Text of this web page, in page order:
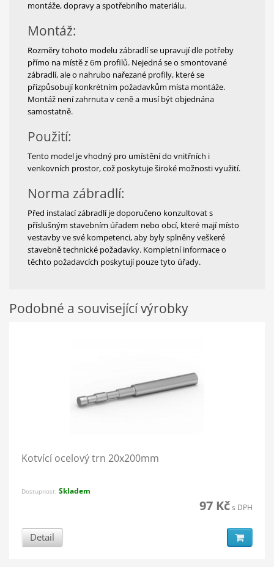
montáže, dopravy a spotřebního materiálu.
Montáž:
Rozměry tohoto modelu zábradlí se upravují dle potřeby
přímo na místě z 6m profilů. Nejedná se o smontované
zábradlí, ale o nahrubo nařezané profily, které se
přizpůsobují konkrétním požadavkům místa montáže.
Montáž není zahrnuta v ceně a musí být objednána
samostatně.
Použití:
Tento model je vhodný pro umístění do vnitřních i
venkovních prostor, což poskytuje široké možnosti využití.
Norma zábradlí:
Před instalací zábradlí je doporučeno konzultovat s
příslušným stavebním úřadem nebo obcí, které mají místo
vestavby ve své kompetenci, aby byly splněny veškeré
stavebně technické požadavky. Kompletní informace o
těchto požadavcích poskytují pouze tyto úřady.
Podobné a související výrobky
Kotvící ocelový trn 20x200mm
Dostupnost: Skladem
97 Kčs DPH
Detail